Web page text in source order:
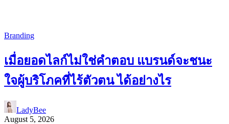
Branding
เมื่อยอดไลก์ไม่ใช่คำตอบ แบรนด์จะชนะ
ใจผู้บริโภคที่ไร้ตัวตน ได้อย่างไร
LadyBee
August 5, 2026